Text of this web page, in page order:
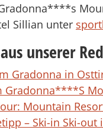
Sillian unter
unserer
Gradonna in
Gradonna****S
Mountain
– Ski-in Ski-